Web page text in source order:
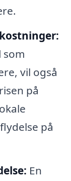
som
vil også
på
på
En